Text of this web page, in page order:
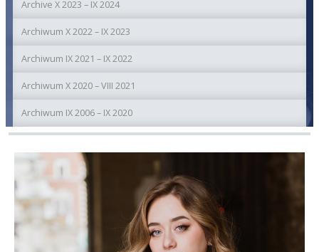
Archive X 2023 – IX 2024
Archiwum X 2022 – IX 2023
Archiwum IX 2021 – IX 2022
Archiwum X 2020 – VIII 2021
Archiwum IX 2006 – IX 2020